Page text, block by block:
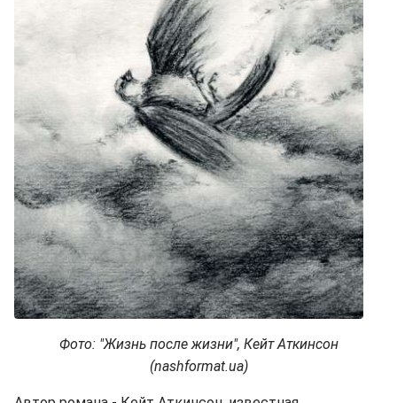
Фото: "Жизнь после жизни", Кейт Аткинсон
(nashformat.ua)